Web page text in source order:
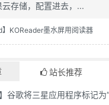
存储，配置进去，...
】KOReader墨水屏用阅读器
站长推荐
歌将三星应用程序标记为“有害”，